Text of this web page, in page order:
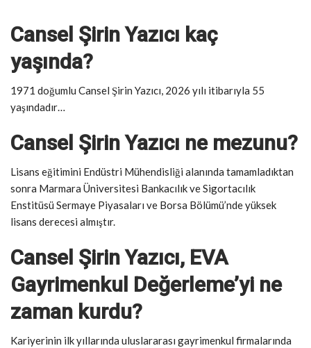
Cansel Şirin Yazıcı kaç
yaşında?
1971 doğumlu Cansel Şirin Yazıcı, 2026 yılı itibarıyla 55
yaşındadır…
Cansel Şirin Yazıcı ne mezunu?
Lisans eğitimini Endüstri Mühendisliği alanında tamamladıktan
sonra Marmara Üniversitesi Bankacılık ve Sigortacılık
Enstitüsü Sermaye Piyasaları ve Borsa Bölümü’nde yüksek
lisans derecesi almıştır.
Cansel Şirin Yazıcı, EVA
Gayrimenkul Değerleme’yi ne
zaman kurdu?
Kariyerinin ilk yıllarında uluslararası gayrimenkul firmalarında